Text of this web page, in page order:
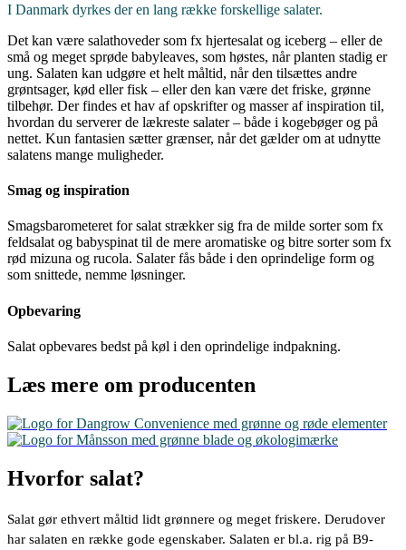
I Danmark dyrkes der en lang række forskellige salater.
Det kan være salathoveder som fx hjertesalat og iceberg – eller de
små og meget sprøde babyleaves, som høstes, når planten stadig er
ung. Salaten kan udgøre et helt måltid, når den tilsættes andre
grøntsager, kød eller fisk – eller den kan være det friske, grønne
tilbehør. Der findes et hav af opskrifter og masser af inspiration til,
hvordan du serverer de lækreste salater – både i kogebøger og på
nettet. Kun fantasien sætter grænser, når det gælder om at udnytte
salatens mange muligheder.
Smag og inspiration
Smagsbarometeret for salat strækker sig fra de milde sorter som fx
feldsalat og babyspinat til de mere aromatiske og bitre sorter som fx
rød mizuna og rucola. Salater fås både i den oprindelige form og
som snittede, nemme løsninger.
Opbevaring
Salat opbevares bedst på køl i den oprindelige indpakning.
Læs mere om producenten
Hvorfor salat?
Salat gør ethvert måltid lidt grønnere og meget friskere. Derudover
har salaten en række gode egenskaber. Salaten er bl.a. rig på B9-